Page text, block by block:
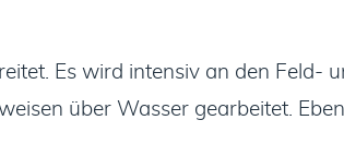
Es wird intensiv an den Feld-
über Wasser gearbeitet.